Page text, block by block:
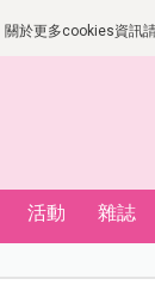
於更多cookies資訊
活動 雜誌